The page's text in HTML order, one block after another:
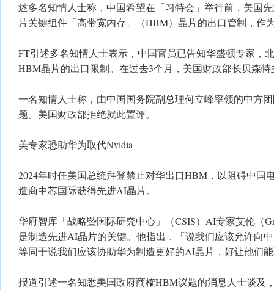
述多名知情人士称，中国希望在「习特会」举行前，美国
片关键组件「高带宽内存」（HBM）晶片的出口管制，作
FT引述多名知情人士表示，中国官员已告知华盛顿专家，
HBM晶片的出口限制。在过去3个月，美国财政部长贝森
一名知情人士称，由中国国务院副总理何立峰率领的中方
题。美国财政部拒绝就此置评。
美专家恐助华为取代Nvidia
2024年时任美国总统拜登禁止对华出口HBM，以阻碍中国
造商中芯国际获得先进AI晶片。
华府智库「战略暨国际研究中心」（CSIS）AI专家艾伦（
是制造先进AI晶片的关键。他指出，「说我们应该允许向
等同于说我们应该协助华为制造更好的AI晶片，好让他们
报道引述一名知悉美国政府商榷HBM议题的消息人士谈及